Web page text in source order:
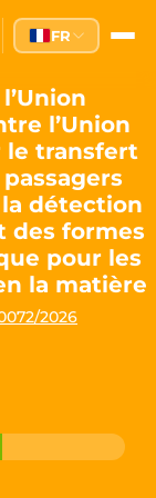
—
is a
Parliament since
leader and
as
shaping
making
democracy
most
FR
l’Union
le transfert
détection
des formes
pour les
la matière
2026